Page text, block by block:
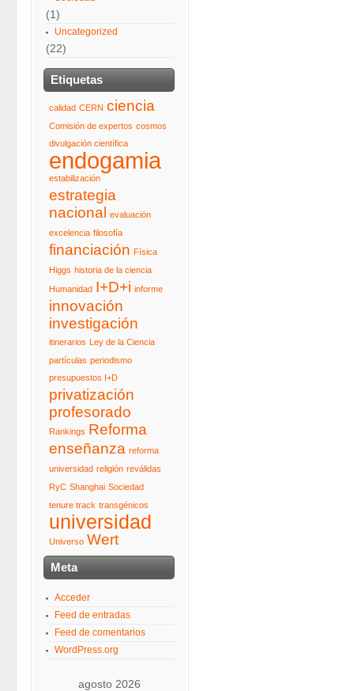
(1)
Uncategorized
(22)
Etiquetas
calidad CERN ciencia
Comisión de expertos cosmos
divulgación científica
endogamia
estabilización
estrategia
nacional
evaluación
excelencia filosofía
financiación Física
Higgs historia de la ciencia
Humanidad I+D+i informe
innovación
investigación
itinerarios Ley de la Ciencia
partículas periodismo
presupuestos I+D
privatización
profesorado
Rankings Reforma
enseñanza reforma
universidad religión reválidas
RyC Shanghai Sociedad
tenure track transgénicos
universidad
Universo Wert
Meta
Acceder
Feed de entradas
Feed de comentarios
WordPress.org
agosto 2026